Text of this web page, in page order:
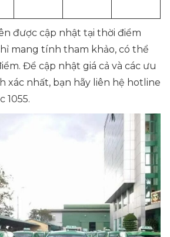
được cập nhật tại thời điểm
mang tính tham khảo, có thể
Để cập nhật giá cả và các ưu
xác nhất, bạn hãy liên hệ hotline
1055.